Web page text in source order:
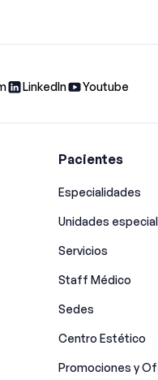
LinkedIn Youtube
Pacientes
Especialidades
Unidades
Servicios
Staff Médico
Sedes
Centro Estético
Promociones y